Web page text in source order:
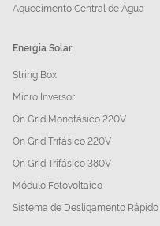
Aquecimento Central de Água
Energia Solar
String Box
Micro Inversor
On Grid Monofásico 220V
On Grid Trifásico 220V
On Grid Trifásico 380V
Módulo Fotovoltaico
Sistema de Desligamento Rápido